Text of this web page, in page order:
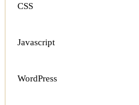
CSS
Javascript
WordPress